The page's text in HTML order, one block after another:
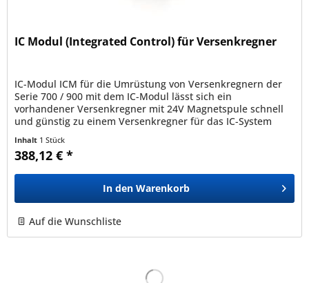
IC Modul (Integrated Control) für Versenkregner
IC-Modul ICM für die Umrüstung von Versenkregnern der
Serie 700 / 900 mit dem IC-Modul lässt sich ein
vorhandener Versenkregner mit 24V Magnetspule schnell
und günstig zu einem Versenkregner für das IC-System
Inhalt 1 Stück
388,12 € *
In den Warenkorb
Auf die Wunschliste